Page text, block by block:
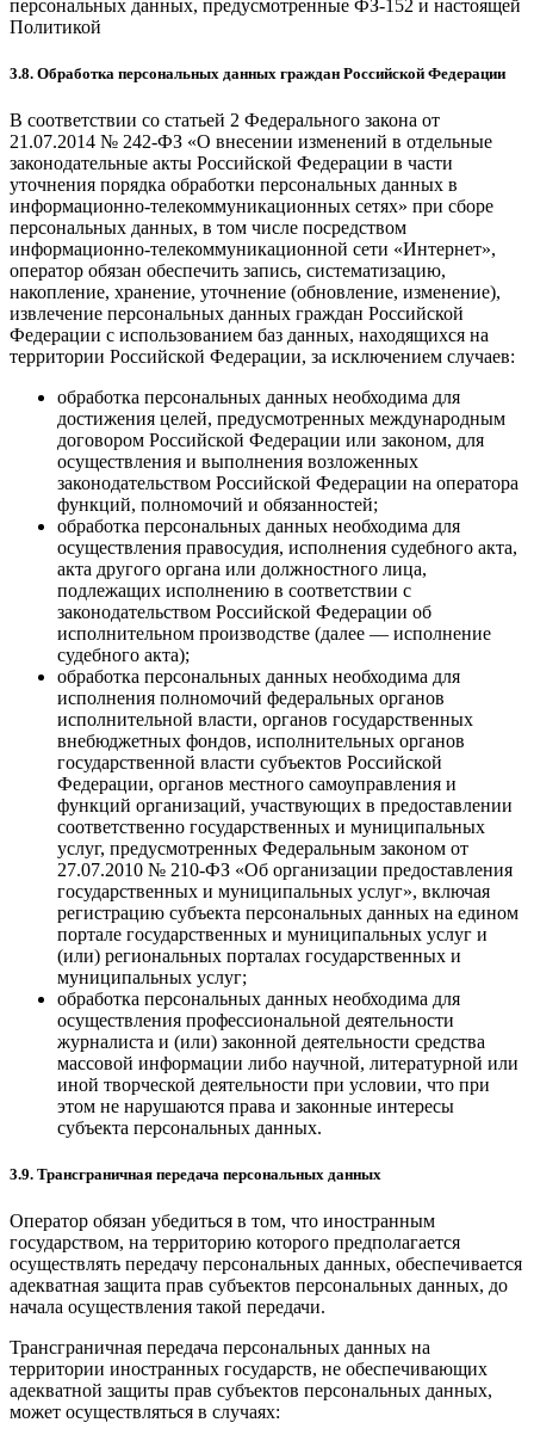
персональных данных, предусмотренные ФЗ-152 и настоящей
Политикой
3.8. Обработка персональных данных граждан Российской Федерации
В соответствии со статьей 2 Федерального закона от
21.07.2014 № 242-ФЗ «О внесении изменений в отдельные
законодательные акты Российской Федерации в части
уточнения порядка обработки персональных данных в
информационно-телекоммуникационных сетях» при сборе
персональных данных, в том числе посредством
информационно-телекоммуникационной сети «Интернет»,
оператор обязан обеспечить запись, систематизацию,
накопление, хранение, уточнение (обновление, изменение),
извлечение персональных данных граждан Российской
Федерации с использованием баз данных, находящихся на
территории Российской Федерации, за исключением случаев:
обработка персональных данных необходима для
достижения целей, предусмотренных международным
договором Российской Федерации или законом, для
осуществления и выполнения возложенных
законодательством Российской Федерации на оператора
функций, полномочий и обязанностей;
обработка персональных данных необходима для
осуществления правосудия, исполнения судебного акта,
акта другого органа или должностного лица,
подлежащих исполнению в соответствии с
законодательством Российской Федерации об
исполнительном производстве (далее — исполнение
судебного акта);
обработка персональных данных необходима для
исполнения полномочий федеральных органов
исполнительной власти, органов государственных
внебюджетных фондов, исполнительных органов
государственной власти субъектов Российской
Федерации, органов местного самоуправления и
функций организаций, участвующих в предоставлении
соответственно государственных и муниципальных
услуг, предусмотренных Федеральным законом от
27.07.2010 № 210-ФЗ «Об организации предоставления
государственных и муниципальных услуг», включая
регистрацию субъекта персональных данных на едином
портале государственных и муниципальных услуг и
(или) региональных порталах государственных и
муниципальных услуг;
обработка персональных данных необходима для
осуществления профессиональной деятельности
журналиста и (или) законной деятельности средства
массовой информации либо научной, литературной или
иной творческой деятельности при условии, что при
этом не нарушаются права и законные интересы
субъекта персональных данных.
3.9. Трансграничная передача персональных данных
Оператор обязан убедиться в том, что иностранным
государством, на территорию которого предполагается
осуществлять передачу персональных данных, обеспечивается
адекватная защита прав субъектов персональных данных, до
начала осуществления такой передачи.
Трансграничная передача персональных данных на
территории иностранных государств, не обеспечивающих
адекватной защиты прав субъектов персональных данных,
может осуществляться в случаях: